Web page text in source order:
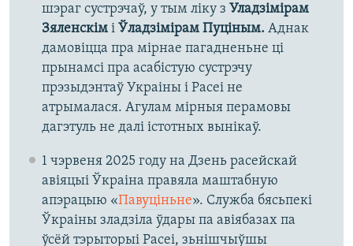
шэраг сустрэчаў, у тым ліку з Уладзімірам
Зяленскімі Ўладзімірам Пуціным. Аднак
дамовіцца пра мірнае пагадненьне ці
прынамсі пра асабістую сустрэчу
прэзыдэнтаў Украіны і Расеі не
атрымалася. Агулам мірныя перамовы
дагэтуль не далі істотных вынікаў.
1 чэрвеня 2025 году на Дзень расейскай
авіяцыі Ўкраіна правяла маштабную
апэрацыю «Павуціньне». Служба бясьпекі
Ўкраіны зладзіла ўдары па авіябазах па
ўсёй тэрыторыі Расеі, зьнішчыўшы